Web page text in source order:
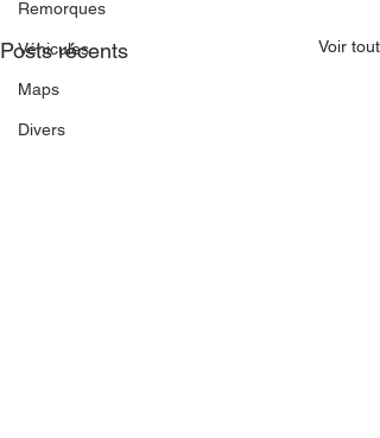
Remorques
Véhicules
Maps
Divers
Posts récents Voir tout